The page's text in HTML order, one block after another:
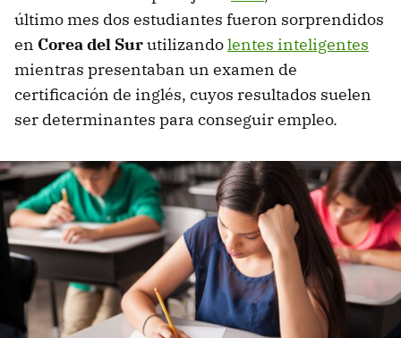
último mes dos estudiantes fueron sorprendidos
en Corea del Surutilizandolentes inteligentes
mientras presentaban un examen de
certificación de inglés, cuyos resultados suelen
ser determinantes para conseguir empleo.